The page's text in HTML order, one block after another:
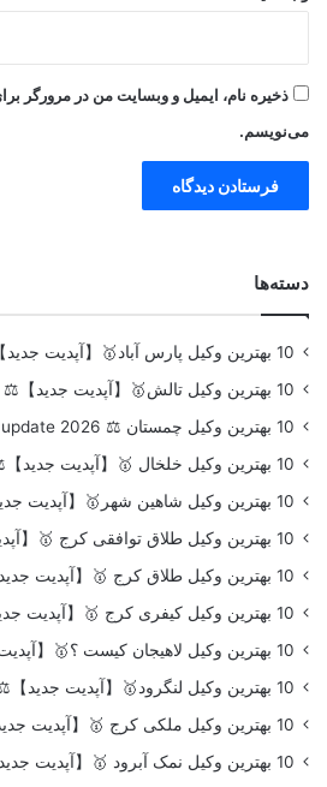
ذخیره نام، ایمیل و وبسایت من در مرورگر
می‌نویسم.
دسته‌ها
10 بهترین وکیل پارس آباد🥇【آپدیت جدید】⚖️
10 بهترین وکیل تالش🥇【آپدیت جدید】⚖️
10 بهترین وکیل چمستان ⚖️ update 2026
10 بهترین وکیل خلخال 🥇【آپدیت جدید】⚖️
10 بهترین وکیل شاهین شهر🥇【آپدیت جدید】⚖️
10 بهترین وکیل طلاق توافقی کرج 🥇【آپدیت جدید】⚖️
10 بهترین وکیل طلاق کرج 🥇【آپدیت جدید】⚖️
10 بهترین وکیل کیفری کرج 🥇【آپدیت جدید】⚖️
10 بهترین وکیل لاهیجان کیست ؟🥇【آپدیت جدید】⚖️
10 بهترین وکیل لنگرود🥇【آپدیت جدید】⚖️
10 بهترین وکیل ملکی کرج 🥇【آپدیت جدید】⚖️
10 بهترین وکیل نمک آبرود 🥇【آپدیت جدید】⚖️